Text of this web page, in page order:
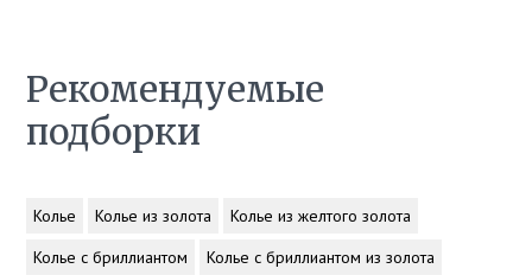
Рекомендуемые
подборки
Колье Колье из золота
Колье из желтого золота
Колье с бриллиантом
Колье с бриллиантом из золота